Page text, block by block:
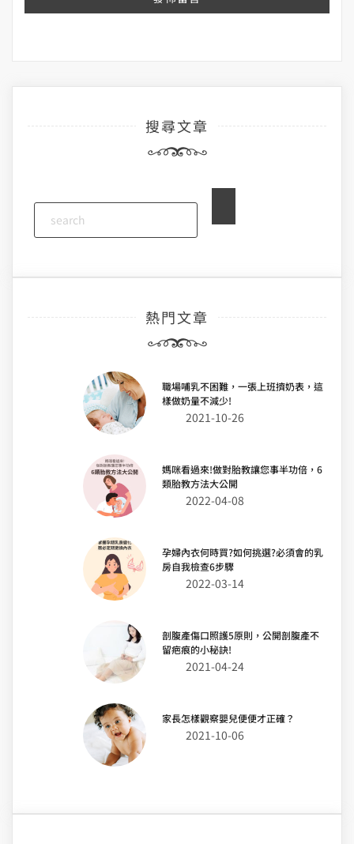
搜尋文章
熱門文章
職場哺乳不困難，一張上班擠奶表，這
樣做奶量不減少!
2021-10-26
媽咪看過來!做對胎教讓您事半功倍，6
類胎教方法大公開
2022-04-08
孕婦內衣何時買?如何挑選?必須會的乳
房自我檢查6步驟
2022-03-14
剖腹產傷口照護5原則，公開剖腹產不
留疤痕的小秘訣!
2021-04-24
家長怎樣觀察嬰兒便便才正確？
2021-10-06